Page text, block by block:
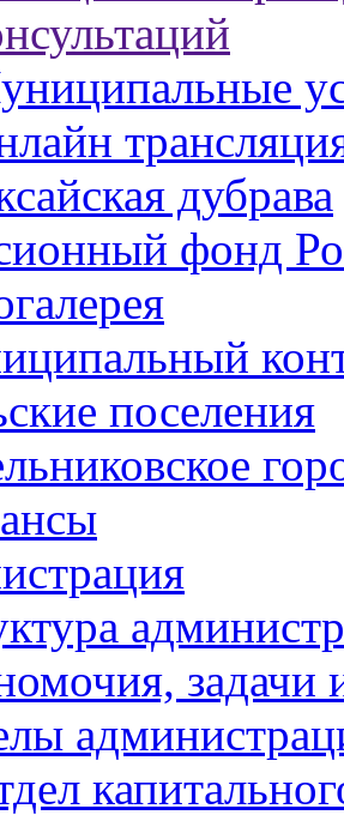
дубрава
фонд
поселения
задачи